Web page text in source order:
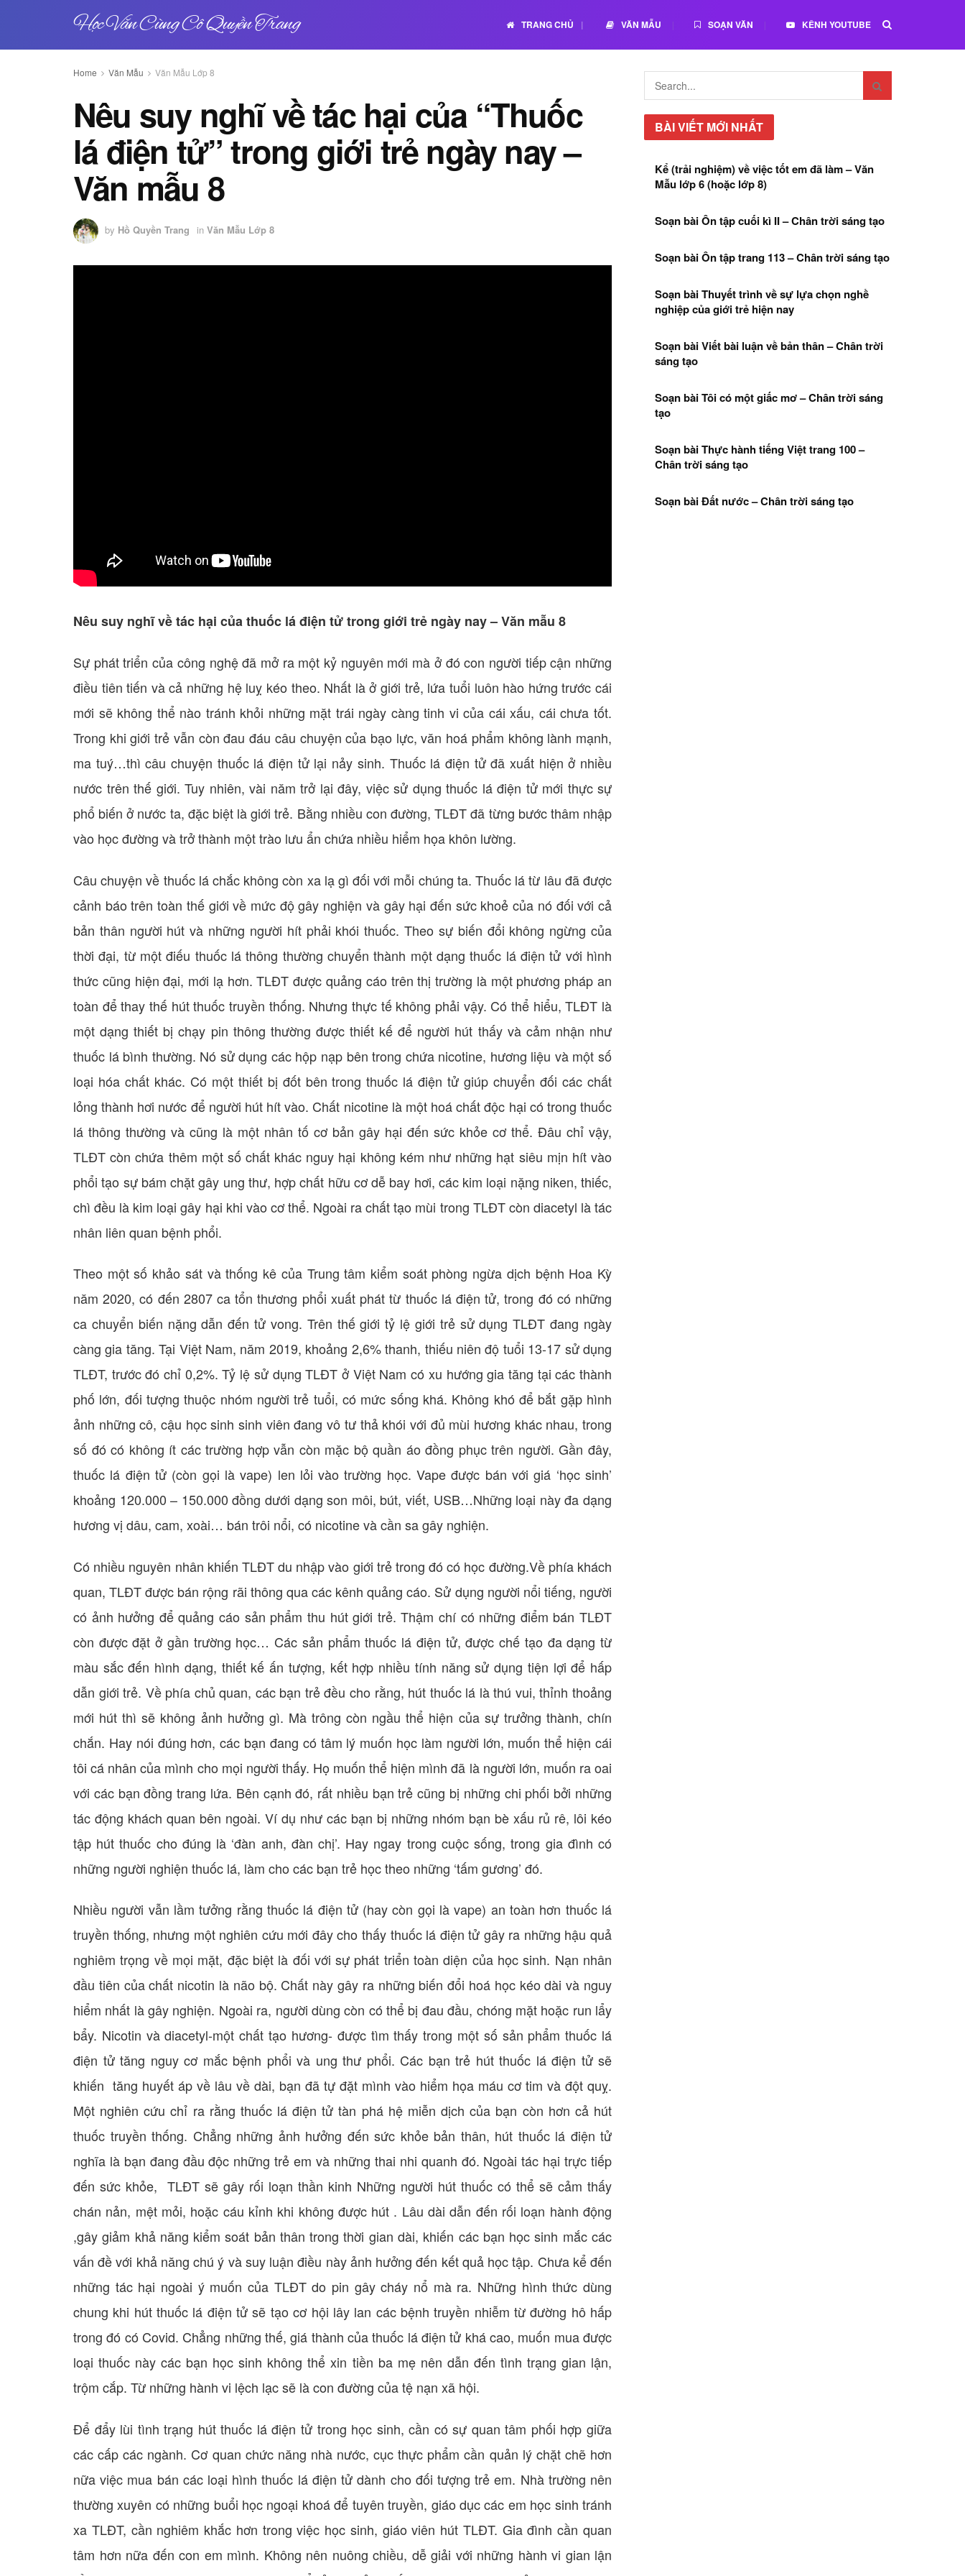
Học Văn Cùng Cô Quyền Trang TRANG CHỦ VĂN MẪU SOẠN VĂN KÊNH YOUTUBE
Home Văn Mẫu Văn Mẫu Lớp 8
Nêu suy nghĩ về tác hại của “Thuốc
lá điện tử” trong giới trẻ ngày nay –
Văn mẫu 8
by Hồ Quyền Trang in Văn Mẫu Lớp 8
Nêu suy nghĩ về tác hại của thuốc lá điện tử trong giới trẻ ngày nay – Văn mẫu 8
Sự phát triển của công nghệ đã mở ra một kỷ nguyên mới mà ở đó con người tiếp cận những
điều tiên tiến và cả những hệ luỵ kéo theo. Nhất là ở giới trẻ, lứa tuổi luôn hào hứng trước cái
mới sẽ không thể nào tránh khỏi những mặt trái ngày càng tinh vi của cái xấu, cái chưa tốt.
Trong khi giới trẻ vẫn còn đau đáu câu chuyện của bạo lực, văn hoá phẩm không lành mạnh,
ma tuý…thì câu chuyện thuốc lá điện tử lại nảy sinh. Thuốc lá điện tử đã xuất hiện ở nhiều
nước trên thế giới. Tuy nhiên, vài năm trở lại đây, việc sử dụng thuốc lá điện tử mới thực sự
phổ biến ở nước ta, đặc biệt là giới trẻ. Bằng nhiều con đường, TLĐT đã từng bước thâm nhập
vào học đường và trở thành một trào lưu ẩn chứa nhiều hiểm họa khôn lường.
Câu chuyện về thuốc lá chắc không còn xa lạ gì đối với mỗi chúng ta. Thuốc lá từ lâu đã được
cảnh báo trên toàn thế giới về mức độ gây nghiện và gây hại đến sức khoẻ của nó đối với cả
bản thân người hút và những người hít phải khói thuốc. Theo sự biến đổi không ngừng của
thời đại, từ một điếu thuốc lá thông thường chuyển thành một dạng thuốc lá điện tử với hình
thức cũng hiện đại, mới lạ hơn. TLĐT được quảng cáo trên thị trường là một phương pháp an
toàn để thay thế hút thuốc truyền thống. Nhưng thực tế không phải vậy. Có thể hiểu, TLĐT là
một dạng thiết bị chạy pin thông thường được thiết kế để người hút thấy và cảm nhận như
thuốc lá bình thường. Nó sử dụng các hộp nạp bên trong chứa nicotine, hương liệu và một số
loại hóa chất khác. Có một thiết bị đốt bên trong thuốc lá điện tử giúp chuyển đối các chất
lỏng thành hơi nước để người hút hít vào. Chất nicotine là một hoá chất độc hại có trong thuốc
lá thông thường và cũng là một nhân tố cơ bản gây hại đến sức khỏe cơ thể. Đâu chỉ vậy,
TLĐT còn chứa thêm một số chất khác nguy hại không kém như những hạt siêu mịn hít vào
phổi tạo sự bám chặt gây ung thư, hợp chất hữu cơ dễ bay hơi, các kim loại nặng niken, thiếc,
chì đều là kim loại gây hại khi vào cơ thể. Ngoài ra chất tạo mùi trong TLĐT còn diacetyl là tác
nhân liên quan bệnh phổi.
Theo một số khảo sát và thống kê của Trung tâm kiểm soát phòng ngừa dịch bệnh Hoa Kỳ
năm 2020, có đến 2807 ca tổn thương phổi xuất phát từ thuốc lá điện tử, trong đó có những
ca chuyển biến nặng dẫn đến tử vong. Trên thế giới tỷ lệ giới trẻ sử dụng TLĐT đang ngày
càng gia tăng. Tại Việt Nam, năm 2019, khoảng 2,6% thanh, thiếu niên độ tuổi 13-17 sử dụng
TLĐT, trước đó chỉ 0,2%. Tỷ lệ sử dụng TLĐT ở Việt Nam có xu hướng gia tăng tại các thành
phố lớn, đối tượng thuộc nhóm người trẻ tuổi, có mức sống khá. Không khó để bắt gặp hình
ảnh những cô, cậu học sinh sinh viên đang vô tư thả khói với đủ mùi hương khác nhau, trong
số đó có không ít các trường hợp vẫn còn mặc bộ quần áo đồng phục trên người. Gần đây,
thuốc lá điện tử (còn gọi là vape) len lỏi vào trường học. Vape được bán với giá ‘học sinh’
khoảng 120.000 – 150.000 đồng dưới dạng son môi, bút, viết, USB…Những loại này đa dạng
hương vị dâu, cam, xoài… bán trôi nổi, có nicotine và cần sa gây nghiện.
Có nhiều nguyên nhân khiến TLĐT du nhập vào giới trẻ trong đó có học đường.Về phía khách
quan, TLĐT được bán rộng rãi thông qua các kênh quảng cáo. Sử dụng người nổi tiếng, người
có ảnh hưởng để quảng cáo sản phẩm thu hút giới trẻ. Thậm chí có những điểm bán TLĐT
còn được đặt ở gần trường học… Các sản phẩm thuốc lá điện tử, được chế tạo đa dạng từ
màu sắc đến hình dạng, thiết kế ấn tượng, kết hợp nhiều tính năng sử dụng tiện lợi để hấp
dẫn giới trẻ. Về phía chủ quan, các bạn trẻ đều cho rằng, hút thuốc lá là thú vui, thỉnh thoảng
mới hút thì sẽ không ảnh hưởng gì. Mà trông còn ngầu thể hiện của sự trưởng thành, chín
chắn. Hay nói đúng hơn, các bạn đang có tâm lý muốn học làm người lớn, muốn thể hiện cái
tôi cá nhân của mình cho mọi người thấy. Họ muốn thể hiện mình đã là người lớn, muốn ra oai
với các bạn đồng trang lứa. Bên cạnh đó, rất nhiều bạn trẻ cũng bị những chi phối bởi những
tác động khách quan bên ngoài. Ví dụ như các bạn bị những nhóm bạn bè xấu rủ rê, lôi kéo
tập hút thuốc cho đúng là ‘đàn anh, đàn chị’. Hay ngay trong cuộc sống, trong gia đình có
những người nghiện thuốc lá, làm cho các bạn trẻ học theo những ‘tấm gương’ đó.
Nhiều người vẫn lầm tưởng rằng thuốc lá điện tử (hay còn gọi là vape) an toàn hơn thuốc lá
truyền thống, nhưng một nghiên cứu mới đây cho thấy thuốc lá điện tử gây ra những hậu quả
nghiêm trọng về mọi mặt, đặc biệt là đối với sự phát triển toàn diện của học sinh. Nạn nhân
đầu tiên của chất nicotin là não bộ. Chất này gây ra những biến đổi hoá học kéo dài và nguy
hiểm nhất là gây nghiện. Ngoài ra, người dùng còn có thể bị đau đầu, chóng mặt hoặc run lẩy
bẩy. Nicotin và diacetyl-một chất tạo hương- được tìm thấy trong một số sản phẩm thuốc lá
điện tử tăng nguy cơ mắc bệnh phổi và ung thư phổi. Các bạn trẻ hút thuốc lá điện tử sẽ
khiến tăng huyết áp về lâu về dài, bạn đã tự đặt mình vào hiểm họa máu cơ tim và đột quỵ.
Một nghiên cứu chỉ ra rằng thuốc lá điện tử tàn phá hệ miễn dịch của bạn còn hơn cả hút
thuốc truyền thống. Chẳng những ảnh hưởng đến sức khỏe bản thân, hút thuốc lá điện tử
nghĩa là bạn đang đầu độc những trẻ em và những thai nhi quanh đó. Ngoài tác hại trực tiếp
đến sức khỏe, TLĐT sẽ gây rối loạn thần kinh Những người hút thuốc có thể sẽ cảm thấy
chán nản, mệt mỏi, hoặc cáu kỉnh khi không được hút . Lâu dài dẫn đến rối loạn hành động
,gây giảm khả năng kiểm soát bản thân trong thời gian dài, khiến các bạn học sinh mắc các
vấn đề với khả năng chú ý và suy luận điều này ảnh hưởng đến kết quả học tập. Chưa kể đến
những tác hại ngoài ý muốn của TLĐT do pin gây cháy nổ mà ra. Những hình thức dùng
chung khi hút thuốc lá điện tử sẽ tạo cơ hội lây lan các bệnh truyền nhiễm từ đường hô hấp
trong đó có Covid. Chẳng những thế, giá thành của thuốc lá điện tử khá cao, muốn mua được
loại thuốc này các bạn học sinh không thể xin tiền ba mẹ nên dẫn đến tình trạng gian lận,
trộm cắp. Từ những hành vi lệch lạc sẽ là con đường của tệ nạn xã hội.
Để đẩy lùi tình trạng hút thuốc lá điện tử trong học sinh, cần có sự quan tâm phối hợp giữa
các cấp các ngành. Cơ quan chức năng nhà nước, cục thực phẩm cần quản lý chặt chẽ hơn
nữa việc mua bán các loại hình thuốc lá điện tử dành cho đối tượng trẻ em. Nhà trường nên
thường xuyên có những buổi học ngoại khoá để tuyên truyền, giáo dục các em học sinh tránh
xa TLĐT, cần nghiêm khắc hơn trong việc học sinh, giáo viên hút TLĐT. Gia đình cần quan
tâm hơn nữa đến con em mình. Không nên nuông chiều, dễ giải với những hành vi gian lận
BÀI VIẾT MỚI NHẤT
Kể (trải nghiệm) về việc tốt em đã làm – Văn
Mẫu lớp 6 (hoặc lớp 8)
Soạn bài Ôn tập cuối kì II – Chân trời sáng tạo
Soạn bài Ôn tập trang 113 – Chân trời sáng tạo
Soạn bài Thuyết trình về sự lựa chọn nghề
nghiệp của giới trẻ hiện nay
Soạn bài Viết bài luận về bản thân – Chân trời
sáng tạo
Soạn bài Tôi có một giấc mơ – Chân trời sáng
tạo
Soạn bài Thực hành tiếng Việt trang 100 –
Chân trời sáng tạo
Soạn bài Đất nước – Chân trời sáng tạo